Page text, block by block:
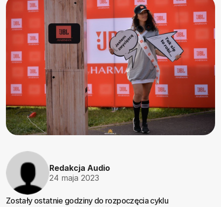
Redakcja Audio
24 maja 2023
Zostały ostatnie godziny do rozpoczęcia cyklu